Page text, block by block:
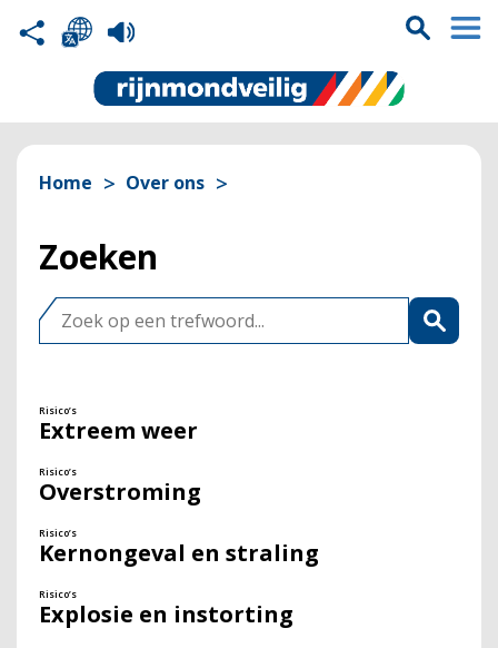
Home Over ons
Zoeken
Risico’s
Extreem weer
Risico’s
Overstroming
Risico’s
Kernongeval en straling
Risico’s
Explosie en instorting